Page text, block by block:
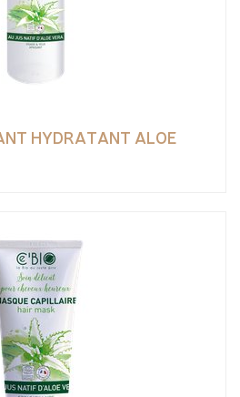
HYDRATANT ALOE